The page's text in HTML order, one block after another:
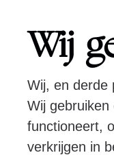
Wij
Wij, en derde
Wij
functioneert,
verkrijgen in